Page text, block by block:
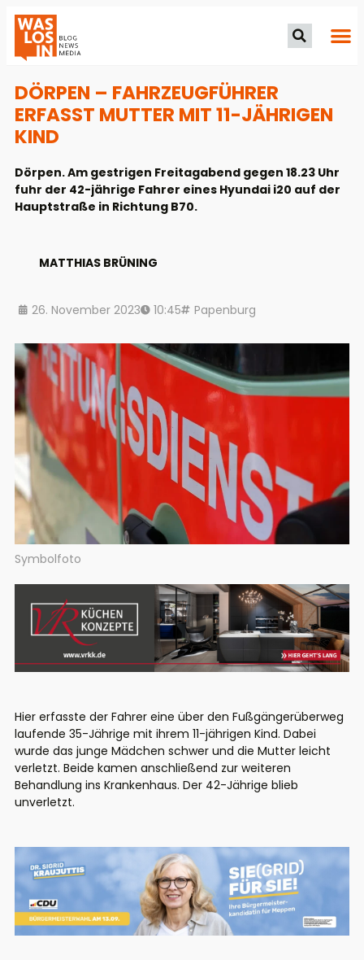
DÖRPEN – FAHRZEUGFÜHRER
ERFASST MUTTER MIT 11-JÄHRIGEN
KIND
Dörpen. Am gestrigen Freitagabend gegen 18.23 Uhr
fuhr der 42-jährige Fahrer eines Hyundai i20 auf der
Hauptstraße in Richtung B70.
MATTHIAS BRÜNING
26. November 2023 10:45 Papenburg
Symbolfoto
Hier erfasste der Fahrer eine über den Fußgängerüberweg
laufende 35-Jährige mit ihrem 11-jährigen Kind. Dabei
wurde das junge Mädchen schwer und die Mutter leicht
verletzt. Beide kamen anschließend zur weiteren
Behandlung ins Krankenhaus. Der 42-Jährige blieb
unverletzt.